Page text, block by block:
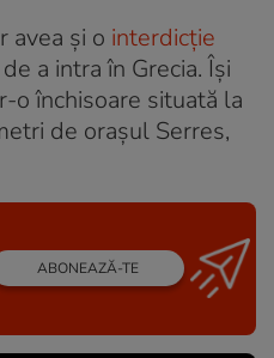
avea și o interdicție
a intra în Grecia. Își
o închisoare situată la
de orașul Serres,
ABONEAZĂ-TE